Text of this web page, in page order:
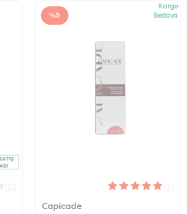
%9
Kargo
Bedava
Capicade